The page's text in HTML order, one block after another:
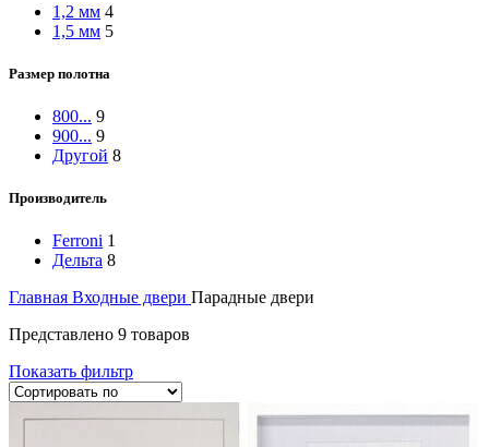
1,2 мм 4
1,5 мм 5
Размер полотна
800... 9
900... 9
Другой 8
Производитель
Ferroni 1
Дельта 8
Главная Входные двери Парадные двери
Представлено 9 товаров
Показать фильтр